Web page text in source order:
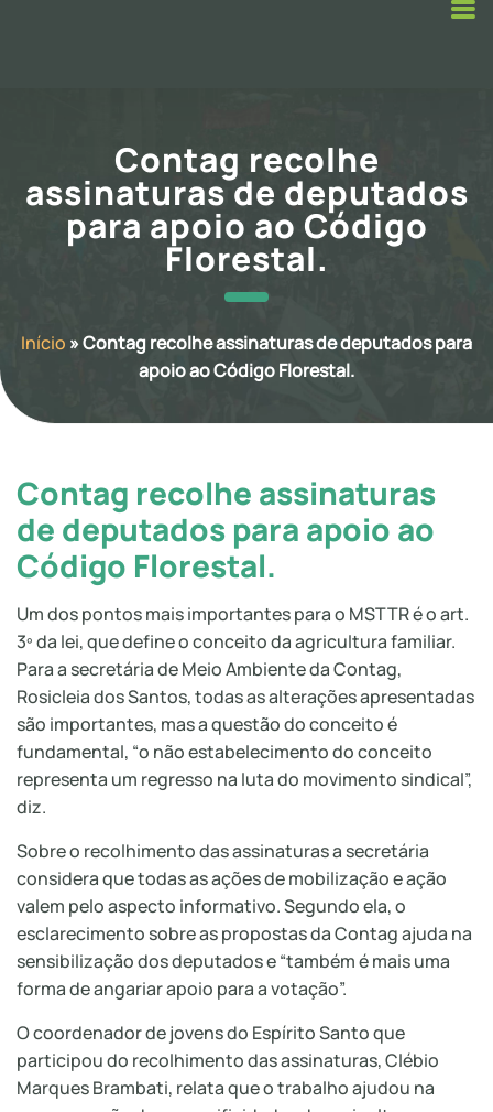
Contag recolhe
assinaturas de deputados
para apoio ao Código
Florestal.
Início »Contag recolhe assinaturas de deputados para
apoio ao Código Florestal.
Contag recolhe assinaturas
de deputados para apoio ao
Código Florestal.
Um dos pontos mais importantes para o MSTTR é o art.
3º da lei, que define o conceito da agricultura familiar.
Para a secretária de Meio Ambiente da Contag,
Rosicleia dos Santos, todas as alterações apresentadas
são importantes, mas a questão do conceito é
fundamental, “o não estabelecimento do conceito
representa um regresso na luta do movimento sindical”,
diz.
Sobre o recolhimento das assinaturas a secretária
considera que todas as ações de mobilização e ação
valem pelo aspecto informativo. Segundo ela, o
esclarecimento sobre as propostas da Contag ajuda na
sensibilização dos deputados e “também é mais uma
forma de angariar apoio para a votação”.
O coordenador de jovens do Espírito Santo que
participou do recolhimento das assinaturas, Clébio
Marques Brambati, relata que o trabalho ajudou na